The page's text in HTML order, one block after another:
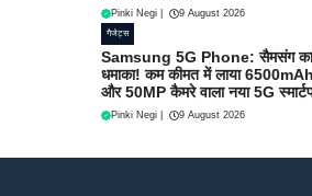
Pinki Negi 9 August 2026
गैजेट्स
Samsung 5G Phone: सैमसंग का
धमाका! कम कीमत में लाया
और 50MP कैमरे वाला नया 5G
Pinki Negi 9 August 2026